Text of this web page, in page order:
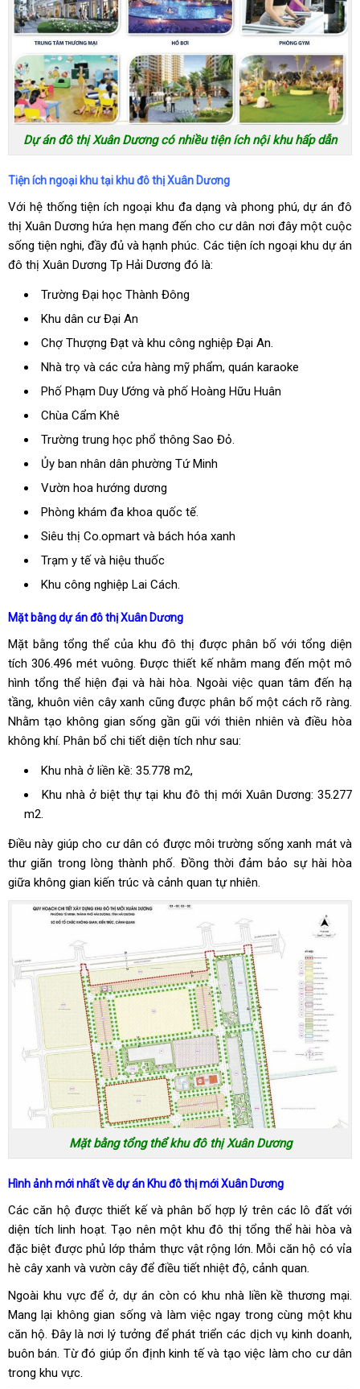
Dự án đô thị Xuân Dương có nhiều tiện ích nội khu hấp dẫn
Tiện ích ngoại khu tại khu đô thị Xuân Dương
Với hệ thống tiện ích ngoại khu đa dạng và phong phú, dự án đô
thị Xuân Dương hứa hẹn mang đến cho cư dân nơi đây một cuộc
sống tiện nghi, đầy đủ và hạnh phúc. Các tiện ích ngoại khu dự án
đô thị Xuân Dương Tp Hải Dương đó là:
Trường Đại học Thành Đông
Khu dân cư Đại An
Chợ Thượng Đạt và khu công nghiệp Đại An.
Nhà trọ và các cửa hàng mỹ phẩm, quán karaoke
Phố Phạm Duy Ướng và phố Hoàng Hữu Huân
Chùa Cẩm Khê
Trường trung học phổ thông Sao Đỏ.
Ủy ban nhân dân phường Tứ Minh
Vườn hoa hướng dương
Phòng khám đa khoa quốc tế.
Siêu thị Co.opmart và bách hóa xanh
Trạm y tế và hiệu thuốc
Khu công nghiệp Lai Cách.
Mặt bằng dự án đô thị Xuân Dương
Mặt bằng tổng thể của khu đô thị được phân bố với tổng diện
tích 306.496 mét vuông. Được thiết kế nhằm mang đến một mô
hình tổng thể hiện đại và hài hòa. Ngoài việc quan tâm đến hạ
tầng, khuôn viên cây xanh cũng được phân bố một cách rõ ràng.
Nhằm tạo không gian sống gần gũi với thiên nhiên và điều hòa
không khí. Phân bổ chi tiết diện tích như sau:
Khu nhà ở liền kề: 35.778 m2,
Khu nhà ở biệt thự tại khu đô thị mới Xuân Dương: 35.277
m2.
Điều này giúp cho cư dân có được môi trường sống xanh mát và
thư giãn trong lòng thành phố. Đồng thời đảm bảo sự hài hòa
giữa không gian kiến trúc và cảnh quan tự nhiên.
Mặt bằng tổng thể khu đô thị Xuân Dương
Hình ảnh mới nhất về dự án Khu đô thị mới Xuân Dương
Các căn hộ được thiết kế và phân bố hợp lý trên các lô đất với
diện tích linh hoạt. Tạo nên một khu đô thị tổng thể hài hòa và
đặc biệt được phủ lớp thảm thực vật rộng lớn. Mỗi căn hộ có vỉa
hè cây xanh và vườn cây để điều tiết nhiệt độ, cảnh quan.
Ngoài khu vực để ở, dự án còn có khu nhà liền kề thương mại.
Mang lại không gian sống và làm việc ngay trong cùng một khu
căn hộ. Đây là nơi lý tưởng để phát triển các dịch vụ kinh doanh,
buôn bán. Từ đó giúp ổn định kinh tế và tạo việc làm cho cư dân
trong khu vực.